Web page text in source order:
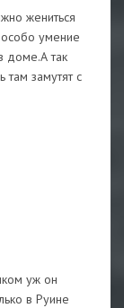
жениться
особо умение
доме.А так
там замутят с
уж он
в Руине